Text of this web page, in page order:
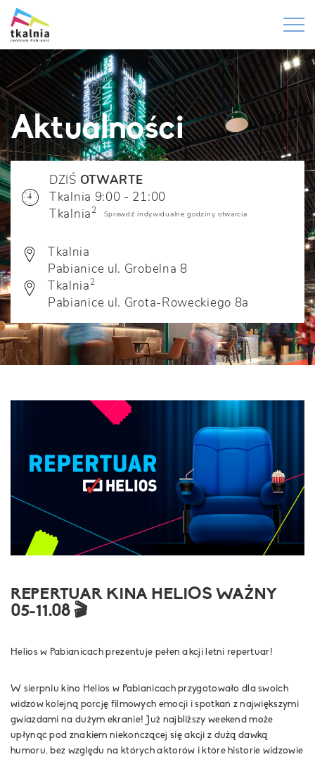
Aktualności
DZIŚ OTWARTE
Tkalnia 9:00 - 21:00
Tkalnia2 Sprawdź indywidualne godziny otwarcia
Tkalnia
Pabianice ul. Grobelna 8
Tkalnia2
Pabianice ul. Grota-Roweckiego 8a
REPERTUAR KINA HELIOS WAŻNY
05-11.08 🎬
Helios w Pabianicach prezentuje pełen akcji letni repertuar!
W sierpniu kino Helios w Pabianicach przygotowało dla swoich
widzów kolejną porcję filmowych emocji i spotkań z największymi
gwiazdami na dużym ekranie! Już najbliższy weekend może
upłynąć pod znakiem niekończącej się akcji z dużą dawką
humoru, bez względu na których aktorów i które historie widzowie